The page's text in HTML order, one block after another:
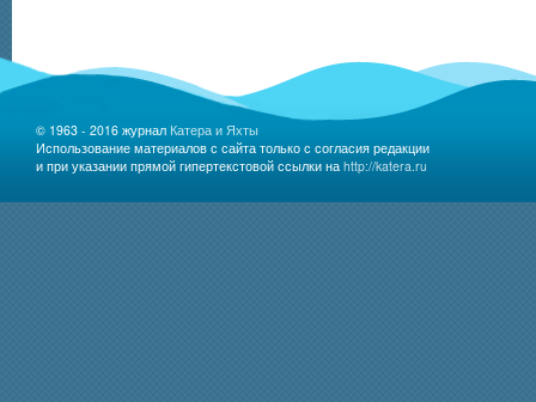
© 1963 - 2016 журнал Катера и Яхты
Использование материалов с сайта только с согласия редакции
и при указании прямой гипертекстовой ссылки наhttp://katera.ru